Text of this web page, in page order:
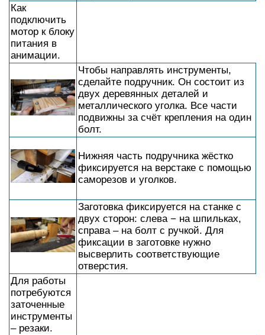
Как
подключить
мотор к блоку
питания в
анимации.
Чтобы направлять инструменты,
сделайте подручник. Он состоит из
двух деревянных деталей и
металлического уголка. Все части
подвижны за счёт крепления на один
болт.
Нижняя часть подручника жёстко
фиксируется на верстаке с помощью
саморезов и уголков.
Заготовка фиксируется на станке с
двух сторон: слева − на шпильках,
справа – на болт с ручкой. Для
фиксации в заготовке нужно
высверлить соответствующие
отверстия.
Для работы
потребуются
заточенные
инструменты
– резаки.